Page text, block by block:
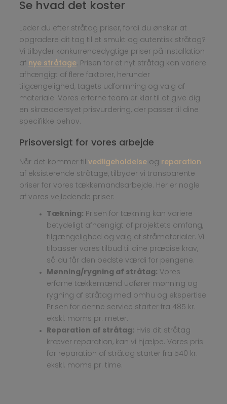
Se hvad det koster
Leder du efter stråtag priser, fordi du ønsker at
opgradere dit tag til et smukt og autentisk stråtag?
Vi tilbyder konkurrencedygtige priser på installation
af nye stråtage. Prisen for et nyt stråtag kan variere
afhængigt af flere faktorer, herunder
tilgængelighed, tagets udformning og valg af
materiale. Vores erfarne team er klar til at give dig
en skræddersyet prisvurdering, der passer til dine
specifikke behov.
Prisoversigt for vores arbejde
Når det kommer til vedligeholdelse og reparation
af eksisterende stråtage, tilbyder vi transparente
priser for vores tækkemandsarbejde. Her er nogle
af vores vejledende priser:
Tækning: Prisen for tækning kan variere
betydeligt afhængigt af projektets omfang,
tilgængelighed og valg af stråmaterialer. Vi
tilpasser vores tilbud til dine præcise krav,
så du får den bedste værdi for pengene.
Mønning/rygning af stråtag: Vores
erfarne tækkemænd udfører mønning og
rygning af stråtag med omhu og ekspertise.
Prisen for denne service starter fra 485 kr.
ekskl. moms pr. meter.
Reparation af stråtag: Hvis dit stråtag
kræver reparation, kan vi hjælpe. Vores pris
for reparation af stråtag starter fra 540 kr.
ekskl. moms pr. time.